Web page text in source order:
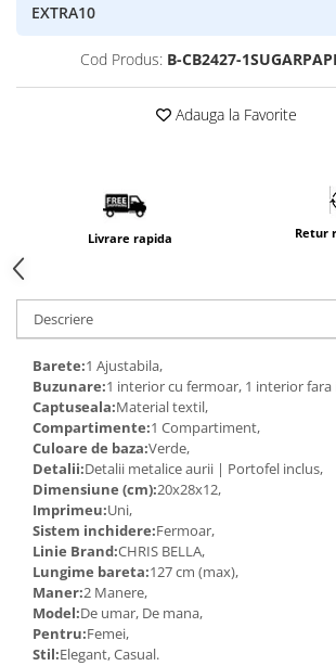
EXTRA10
Cod Produs: B-CB2427-
Adauga la Favorite
Livrare rapida Retur
Descriere
Barete:1 Ajustabila,
Buzunare:1 interior cu fermoar, 1 interior fara
Captuseala:Material textil,
Compartimente:1 Compartiment,
Culoare de baza:Verde,
Detalii:Detalii metalice aurii | Portofel inclus,
Dimensiune (cm):20x28x12,
Imprimeu:Uni,
Sistem inchidere:Fermoar,
Linie Brand:CHRIS BELLA,
Lungime bareta:127 cm (max),
Maner:2 Manere,
Model:De umar, De mana,
Pentru:Femei,
Stil:Elegant, Casual.